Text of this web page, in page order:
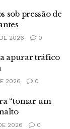
sob pressão de
2026 0
apurar tráfico
2026 0
“tomar um
2026 0